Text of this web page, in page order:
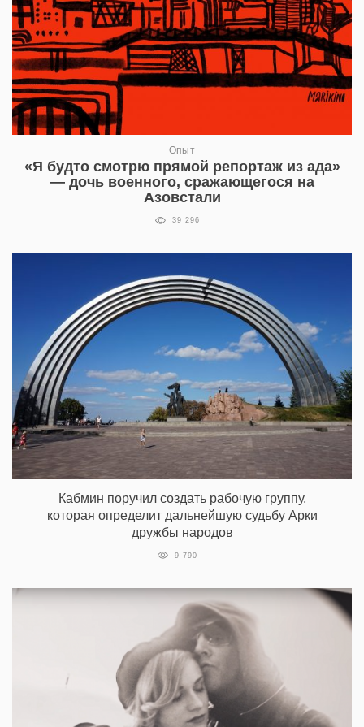
Опыт
«Я будто смотрю прямой репортаж из ада»
— дочь военного, сражающегося на
Азовстали
39 296
Кабмин поручил создать рабочую группу,
которая определит дальнейшую судьбу Арки
дружбы народов
9 790